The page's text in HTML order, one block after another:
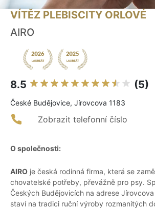
VÍTĚZ PLEBISCITY ORLOVÉ
AIRO
8.5 (5)
České Budějovice, Jírovcova 1183
Zobrazit telefonní číslo
O společnosti:
AIRO je česká rodinná firma, která se
chovatelské potřeby, převážně pro psy.
Českých Budějovicích na adrese
staví na tradici ruční výroby rozmanitých